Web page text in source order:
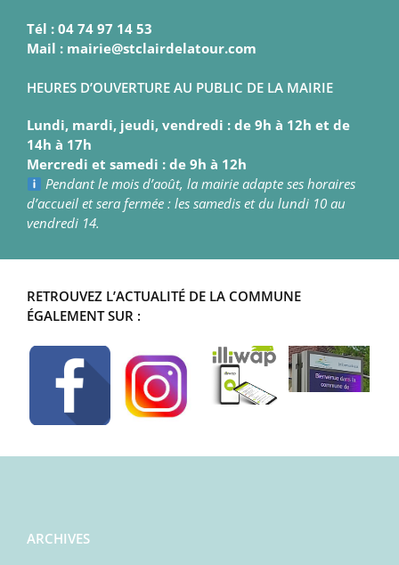
Tél : 04 74 97 14 53
Mail : mairie@stclairdelatour.com
HEURES D’OUVERTURE AU PUBLIC DE LA MAIRIE
Lundi, mardi, jeudi, vendredi : de 9h à 12h et de
14h à 17h
Mercredi et samedi : de 9h à 12h
Pendant le mois d’août, la mairie adapte ses horaires
d’accueil et sera fermée : les samedis et du lundi 10 au
vendredi 14.
RETROUVEZ L’ACTUALITÉ DE LA COMMUNE
ÉGALEMENT SUR :
ARCHIVES